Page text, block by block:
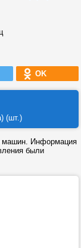
OK
(шт.)
машин. Информация
были